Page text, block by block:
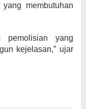
membutuhan
pemolisian yang
kejelasan,” ujar